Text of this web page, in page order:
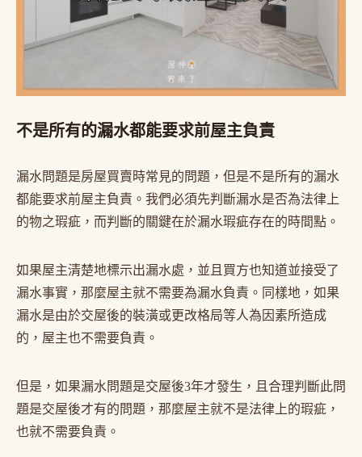
不是所有的漏水都能要求前屋主負責
漏水問題是房屋買賣時常見的問題，但是不是所有的漏水
都能要求前屋主負責。我們必須先判斷漏水是否為法律上
的物之瑕疵，而判斷的關鍵在於漏水瑕疵存在的時間點。
如果屋主清楚地標示出漏水處，並且買方也知道並接受了
漏水事實，那麼屋主就不需要為漏水負責。同樣地，如果
漏水是由於交屋後的裝潢或更改格局等人為因素所造成
的，屋主也不需要負責。
但是，如果漏水問題是交屋後3年才發生，且合理判斷此問
題是交屋後才有的問題，那麼屋主就不是法律上的瑕疵，
也就不需要負責。